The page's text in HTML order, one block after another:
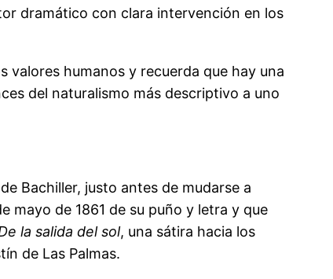
dramático con clara intervención en los
valores humanos y recuerda que hay una
del naturalismo más descriptivo a uno
Bachiller, justo antes de mudarse a
mayo de 1861 de su puño y letra y que
la salida del sol, una sátira hacia los
de Las Palmas.